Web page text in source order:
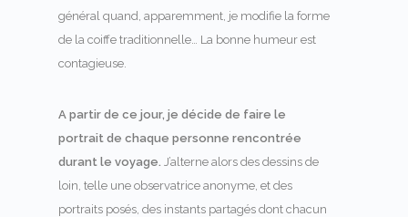
général quand, apparemment, je modifie la forme
de la coiffe traditionnelle… La bonne humeur est
contagieuse.
A partir de ce jour, je décide de faire le
portrait de chaque personne rencontrée
durant le voyage. J’alterne alors des dessins de
loin, telle une observatrice anonyme, et des
portraits posés, des instants partagés dont chacun